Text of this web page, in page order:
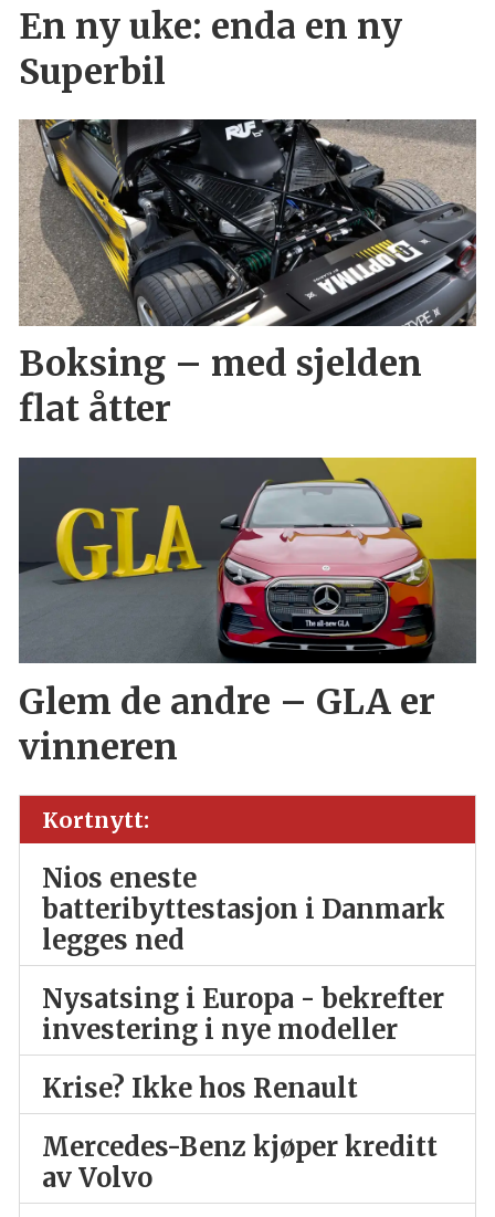
En ny uke: enda en ny
Superbil
Boksing – med sjelden
flat åtter
Glem de andre – GLA er
vinneren
Kortnytt:
Nios eneste
batteribyttestasjon i Danmark
legges ned
Nysatsing i Europa - bekrefter
investering i nye modeller
Krise? Ikke hos Renault
Mercedes-Benz kjøper kreditt
av Volvo